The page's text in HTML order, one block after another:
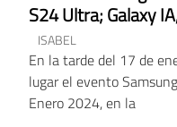
S24 Ultra; Galaxy
Galaxy Ring
ISABEL
En la tarde del 17 de
lugar el evento
Enero 2024, en la